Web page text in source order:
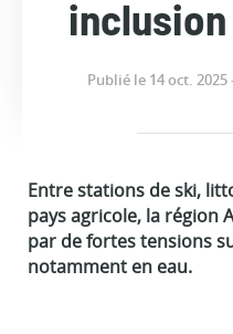
Publié le 14 oct.
Entre stations de ski,
pays agricole, la région
par de fortes tensions
notamment en eau.